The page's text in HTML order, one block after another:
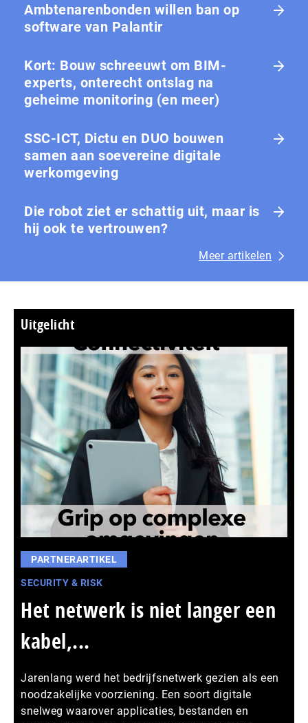
Ambtenarenbonden willen ban op
software van Palantir
Kort: Bouw schreeuwt om BIM-
experts, onterecht ontslag na
geheime monitoring (en meer)
SSC-ICT, Dictu en DUO bouwen
samen aan soevereine digitale
werkomgeving
Die robot ziet er schattig uit, maar is
hij ook te vertrouwen?
Meer artikelen
Uitgelicht
PARTNERARTIKEL
SECURITY & RISK
Het netwerk is niet langer een
kabel,...
Jarenlang werd het bedrijfsnetwerk gezien als een
noodzakelijke voorziening. Een soort digitale
snelweg waarover applicaties, bestanden en